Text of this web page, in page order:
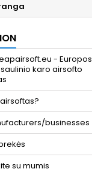
- Europos
karo airsofto
businesses
su mumis